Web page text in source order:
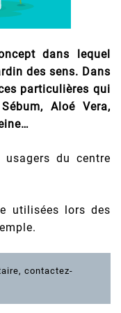
dans lequel
des sens. Dans
particulières qui
Aloé Vera,
du centre
utilisées lors des
contactez-